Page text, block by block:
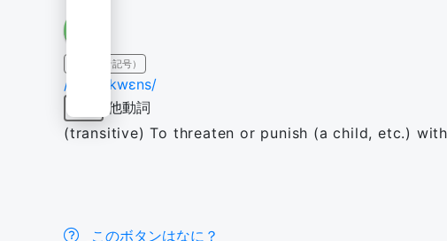
IPA（発音記号）
/ˈkɒnsɪkwɛns/
他動詞
(transitive) To threaten or punish (a child, etc.)
このボタンはなに？